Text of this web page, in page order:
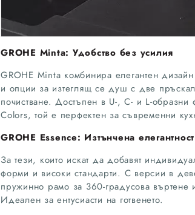
GROHE Minta: Удобство без усилия
GROHE Minta комбинира елегантен
и опции за изтеглящ се душ с две
почистване. Достъпен в U-, C- и L-
Colors, той е перфектен за съвременни
GROHE Essence: Изтънчена елегантност
За тези, които искат да добавят
форми и високи стандарти. С версии в
пружинно рамо за 360-градусова въртене
Идеален за ентусиасти на готвенето.